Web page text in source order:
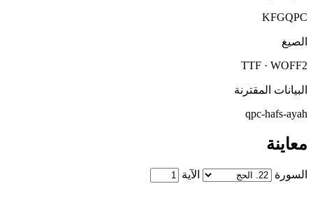
TTF ·
المقترنة
qpc-hafs-
الآية